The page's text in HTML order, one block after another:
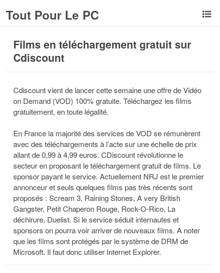
Tout Pour Le PC
Films en téléchargement gratuit sur
Cdiscount
Cdiscount vient de lancer cette semaine une offre de Vidéo
on Demand (VOD) 100% gratuite. Téléchargez les films
gratuitement, en toute légalité.
En France la majorité des services de VOD se rémunèrent
avec des téléchargements à l’acte sur une échelle de prix
allant de 0,99 à 4,99 euros. CDiscount révolutionne le
secteur en proposant le téléchargement gratuit de films. Le
sponsor payant le service. Actuellement NRJ est le premier
annonceur et seuls quelques films pas très récents sont
proposés : Scream 3, Raining Stones, A very British
Gangster, Petit Chaperon Rouge, Rock-O-Rico, La
déchirure, Duelist. Si le service séduit internautes et
sponsors on pourra voir arriver de nouveaux films. A noter
que les films sont protégés par le système de DRM de
Microsoft. Il faut donc utiliser Internet Explorer.